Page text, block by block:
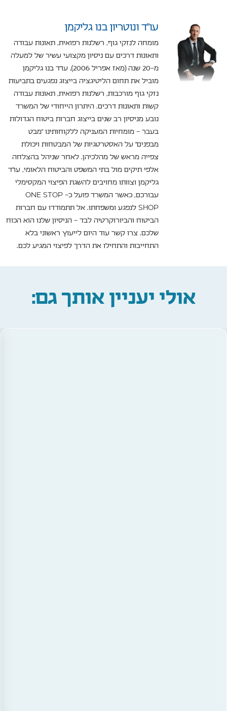
עו”ד ונוטריון בנו גליקמן
מומחה לנזקי גוף, רשלנות רפואית, תאונות עבודה
ותאונות דרכים עם ניסיון מקצועי עשיר של למעלה
מ-20 שנה (מאז אפריל 2006). עו"ד בנו גליקמן
מוביל את תחום הליטיגציה בייצוג נפגעים בתביעות
נזקי גוף מורכבות, רשלנות רפואית, תאונות עבודה
קשות ותאונות דרכים. היתרון הייחודי של המשרד
נובע מניסיון רב שנים בייצוג חברות ביטוח הגדולות
בעבר – מומחיות המעניקה ללקוחותינו "מבט
מבפנים" על האסטרטגיות של המבטחות ויכולת
צפייה מראש של מהלכיהן. לאחר שניהל בהצלחה
אלפי תיקים מול בתי המשפט והביטוח הלאומי, עו"ד
גליקמן וצוותו מחויבים להשגת הפיצוי המקסימלי
עבורכם, כאשר המשרד פועל כ- ONE STOP
SHOP לנפגע ומשפחתו. אל תתמודדו עם חברות
הביטוח והביורוקרטיה לבד – הניסיון שלנו הוא הכוח
שלכם. צרו קשר עוד היום לייעוץ ראשוני בלא
התחייבות והתחילו את הדרך לפיצוי המגיע לכם.
אולי יעניין אותך גם: